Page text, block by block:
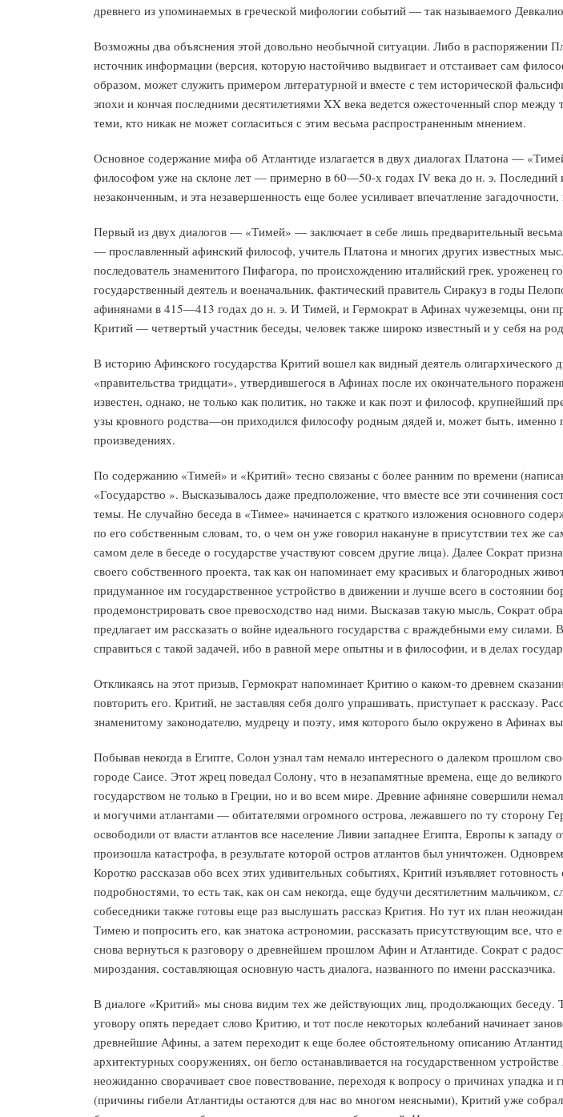
древнего из упоминаемых в греческой мифологии событий — так называемого
Возможны два объяснения этой довольно необычной ситуации. Либо в распоряжении
источник информации (версия, которую настойчиво выдвигает и отстаивает сам
образом, может служить примером литературной и вместе с тем исторической
эпохи и кончая последними десятилетиями XX века ведется ожесточенный спор между
теми, кто никак не может согласиться с этим весьма распространенным мнением.
Основное содержание мифа об Атлантиде излагается в двух диалогах Платона —
философом уже на склоне лет — примерно в 60—50-х годах IV века до н. э.
незаконченным, и эта незавершенность еще более усиливает впечатление
Первый из двух диалогов — «Тимей» — заключает в себе лишь предварительный
— прославленный афинский философ, учитель Платона и многих других известных
последователь знаменитого Пифагора, по происхождению италийский грек,
государственный деятель и военачальник, фактический правитель Сиракуз в годы
афинянами в 415—413 годах до н. э. И Тимей, и Гермократ в Афинах чужеземцы, они
Критий — четвертый участник беседы, человек также широко известный и у себя на
В историю Афинского государства Критий вошел как видный деятель олигархического
«правительства тридцати», утвердившегося в Афинах после их окончательного
известен, однако, не только как политик, но также и как поэт и философ, крупнейший
узы кровного родства—он приходился философу родным дядей и, может быть, именно
произведениях.
По содержанию «Тимей» и «Критий» тесно связаны с более ранним по времени
«Государство ». Высказывалось даже предположение, что вместе все эти сочинения
темы. Не случайно беседа в «Тимее» начинается с краткого изложения основного
по его собственным словам, то, о чем он уже говорил накануне в присутствии тех же
самом деле в беседе о государстве участвуют совсем другие лица). Далее Сократ
своего собственного проекта, так как он напоминает ему красивых и благородных
придуманное им государственное устройство в движении и лучше всего в состоянии
продемонстрировать свое превосходство над ними. Высказав такую мысль, Сократ
предлагает им рассказать о войне идеального государства с враждебными ему
справиться с такой задачей, ибо в равной мере опытны и в философии, и в делах
Откликаясь на этот призыв, Гермократ напоминает Критию о каком-то древнем
повторить его. Критий, не заставляя себя долго упрашивать, приступает к рассказу.
знаменитому законодателю, мудрецу и поэту, имя которого было окружено в Афинах
Побывав некогда в Египте, Солон узнал там немало интересного о далеком прошлом
городе Саисе. Этот жрец поведал Солону, что в незапамятные времена, еще до
государством не только в Греции, но и во всем мире. Древние афиняне совершили
и могучими атлантами — обитателями огромного острова, лежавшего по ту сторону
освободили от власти атлантов все население Ливии западнее Египта, Европы к
произошла катастрофа, в результате которой остров атлантов был уничтожен.
Коротко рассказав обо всех этих удивительных событиях, Критий изъявляет
подробностями, то есть так, как он сам некогда, еще будучи десятилетним
собеседники также готовы еще раз выслушать рассказ Крития. Но тут их план
Тимею и попросить его, как знатока астрономии, рассказать присутствующим все, что
снова вернуться к разговору о древнейшем прошлом Афин и Атлантиде. Сократ с
мироздания, составляющая основную часть диалога, названного по имени рассказчика.
В диалоге «Критий» мы снова видим тех же действующих лиц, продолжающих беседу.
уговору опять передает слово Критию, и тот после некоторых колебаний начинает
древнейшие Афины, а затем переходит к еще более обстоятельному описанию
архитектурных сооружениях, он бегло останавливается на государственном
неожиданно сворачивает свое повествование, переходя к вопросу о причинах упадка
(причины гибели Атлантиды остаются для нас во многом неясными), Критий уже